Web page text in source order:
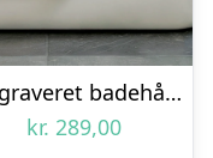
Indgraveret badehåndklæde – Blå
kr. 289,00